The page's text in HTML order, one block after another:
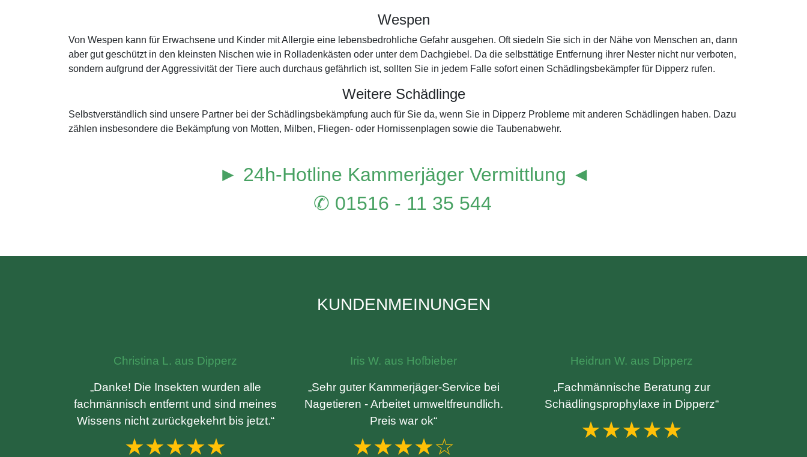
Wespen
Von Wespen kann für Erwachsene und Kinder mit Allergie eine lebensbedrohliche Gefahr ausgehen. Oft siedeln Sie sich in der Nähe von Menschen an, dann
aber gut geschützt in den kleinsten Nischen wie in Rolladenkästen oder unter dem Dachgiebel. Da die selbsttätige Entfernung ihrer Nester nicht nur verboten,
sondern aufgrund der Aggressivität der Tiere auch durchaus gefährlich ist, sollten Sie in jedem Falle sofort einen Schädlingsbekämpfer für Dipperz rufen.
Weitere Schädlinge
Selbstverständlich sind unsere Partner bei der Schädlingsbekämpfung auch für Sie da, wenn Sie in Dipperz Probleme mit anderen Schädlingen haben. Dazu
zählen insbesondere die Bekämpfung von Motten, Milben, Fliegen- oder Hornissenplagen sowie die Taubenabwehr.
► 24h-Hotline Kammerjäger Vermittlung ◄
✆ 01516 - 11 35 544
KUNDENMEINUNGEN
Christina L. aus Dipperz
„Danke! Die Insekten wurden alle
fachmännisch entfernt und sind meines
Wissens nicht zurückgekehrt bis jetzt.“
★★★★★
Iris W. aus Hofbieber
„Sehr guter Kammerjäger-Service bei
Nagetieren - Arbeitet umweltfreundlich.
Preis war ok“
★★★★☆
Heidrun W. aus Dipperz
„Fachmännische Beratung zur
Schädlingsprophylaxe in Dipperz“
★★★★★